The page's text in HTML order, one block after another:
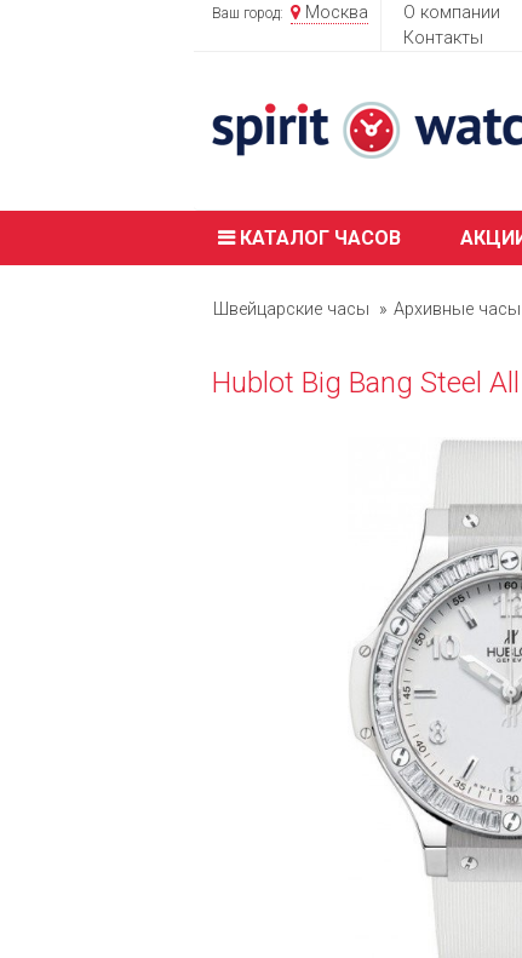
Ваш город: Москва О компании
Контакты
КАТАЛОГ ЧАСОВ
Швейцарские часы Архивные часы
Hublot Big Bang Steel